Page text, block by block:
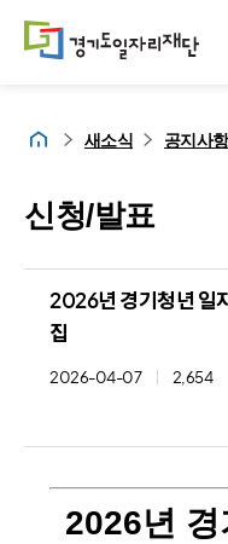
홈 새소식 공지사항
신청/발표
2026년 경기청년 일
집
2026-04-07 2,654
2026년 경